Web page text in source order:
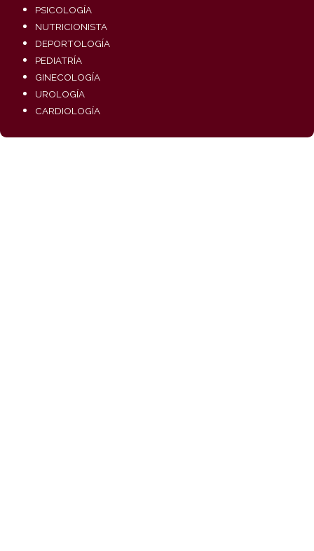
PSICOLOGÍA
NUTRICIONISTA
DEPORTOLOGÍA
PEDIATRÍA
GINECOLOGÍA
UROLOGÍA
CARDIOLOGÍA